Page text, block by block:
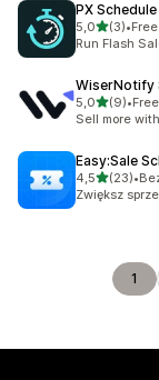
PX
5,0na 5
(3)
Łączna •
Run Flash
WiserNotify
5,0na 5
(9)
Łączna •
Sell more
Easy:Sale
4,5na 5(23)
Łączna •
Zwiększ
1